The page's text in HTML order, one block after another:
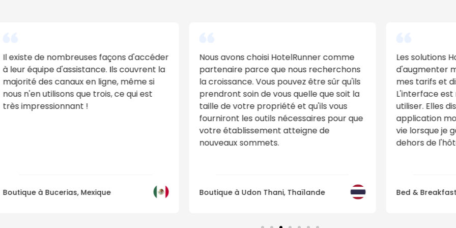
Nous avons choisi HotelRunner comme
partenaire parce que nous recherchons
la croissance. Vous pouvez être sûr qu'ils
prendront soin de vous quelle que soit la
taille de votre propriété et qu'ils vous
Boutique à Udon Thani, Thaïlande
Les solutions HotelRunner m'ont permis
d'augmenter mes ventes et de gérer
mes tarifs et disponibilités en ligne.
L'interface est moderne et facile à
utiliser. Elles disposent également d'une
application mobile utile qui me facilite la
vie lorsque je gère mes réservations en
dehors de l'hôtel.
Bed & Breakfast & Inn à Milan, Italie
Leur service
pouvez
les
Je peux
partir de la
m'aident
revenus. Je
pas de le
Turquie